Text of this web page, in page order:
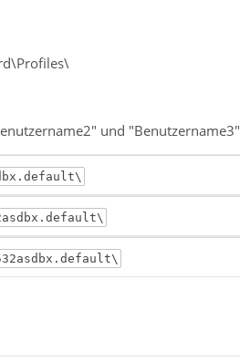
und "Benutzername3"